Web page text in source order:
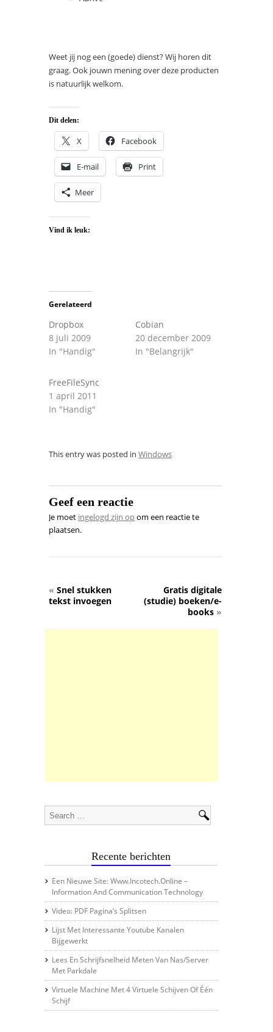
Weet jij nog een (goede) dienst? Wij horen dit
graag. Ook jouwn mening over deze producten
is natuurlijk welkom.
Dit delen:
X Facebook
E-mail Print
Meer
Vind ik leuk:
Gerelateerd
Dropbox
8 juli 2009
In "Handig"
Cobian
20 december 2009
In "Belangrijk"
FreeFileSync
1 april 2011
In "Handig"
This entry was posted in Windows
Geef een reactie
Je moet ingelogd zijn opom een reactie te
plaatsen.
« Snel stukken
tekst invoegen
Gratis digitale
(studie) boeken/e-
books »
Recente berichten
Een Nieuwe Site: Www.incotech.online –
Information And Communication Technology
Video: PDF Pagina’s Splitsen
Lijst Met Interessante Youtube Kanalen
Bijgewerkt
Lees En Schrijfsnelheid Meten Van Nas/server
Met Parkdale
Virtuele Machine Met 4 Virtuele Schijven Of Één
Schijf